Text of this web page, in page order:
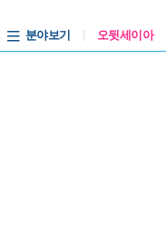
분야보기 오뒷세이아